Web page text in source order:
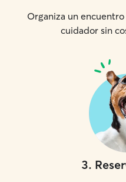
Organiza un
cuidador sin
3.